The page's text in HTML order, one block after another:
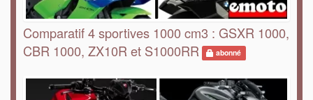
Comparatif 4 sportives 1000 cm3 : GSXR 1000,
CBR 1000, ZX10R et S1000RR
abonné